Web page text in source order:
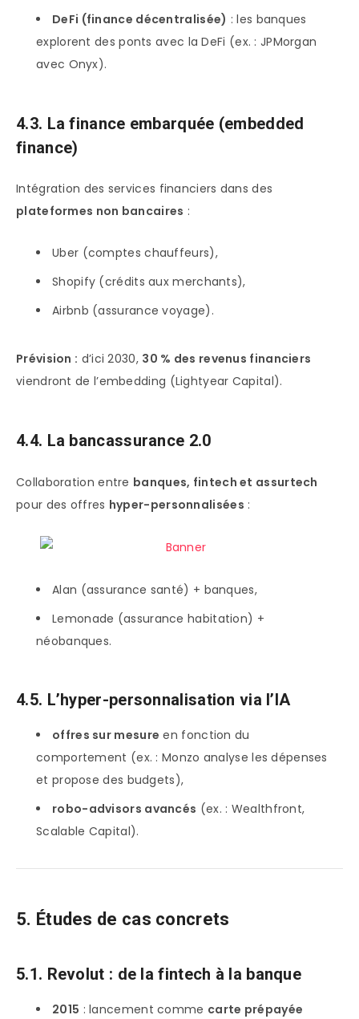
DeFi (finance décentralisée) : les banques
explorent des ponts avec la DeFi (ex. : JPMorgan
avec Onyx).
4.3. La finance embarquée (embedded
finance)
Intégration des services financiers dans des
plateformes non bancaires :
Uber (comptes chauffeurs),
Shopify (crédits aux merchants),
Airbnb (assurance voyage).
Prévision : d’ici 2030, 30 % des revenus financiers
viendront de l’embedding (Lightyear Capital).
4.4. La bancassurance 2.0
Collaboration entre banques, fintech et assurtech
pour des offres hyper-personnalisées :
Alan (assurance santé) + banques,
Lemonade (assurance habitation) +
néobanques.
4.5. L’hyper-personnalisation via l’IA
offres sur mesure en fonction du
comportement (ex. : Monzo analyse les dépenses
et propose des budgets),
robo-advisors avancés (ex. : Wealthfront,
Scalable Capital).
5. Études de cas concrets
5.1. Revolut : de la fintech à la banque
2015 : lancement comme carte prépayée